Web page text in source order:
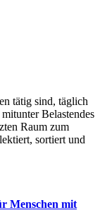
tätig sind, täglich
Belastendes
Raum zum
sortiert und
Menschen mit